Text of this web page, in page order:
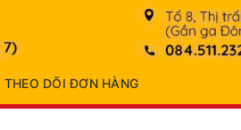
THEO DÕI ĐƠN HÀNG